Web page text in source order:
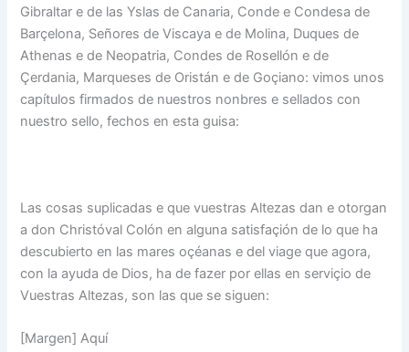
Gibraltar e de las Yslas de Canaria, Conde e Condesa de
Barçelona, Señores de Viscaya e de Molina, Duques de
Athenas e de Neopatria, Condes de Rosellón e de
Çerdania, Marqueses de Oristán e de Goçiano: vimos unos
capítulos firmados de nuestros nonbres e sellados con
nuestro sello, fechos en esta guisa:
Las cosas suplicadas e que vuestras Altezas dan e otorgan
a don Christóval Colón en alguna satisfaçión de lo que ha
descubierto en las mares oçéanas e del viage que agora,
con la ayuda de Dios, ha de fazer por ellas en serviçio de
Vuestras Altezas, son las que se siguen:
[Margen] Aquí